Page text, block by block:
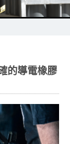
的導電橡膠